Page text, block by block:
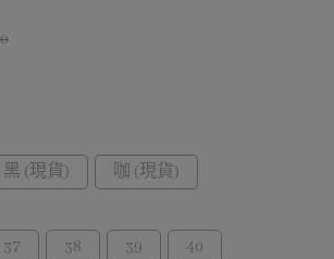
黑 (現貨)
咖 (現貨)
37 38 39 40